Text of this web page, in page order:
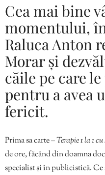
Cea mai bine
momentului,
Raluca Anton
Morar și
căile pe care
pentru a avea
fericit.
Prima sa carte– Terapie 1 la 1
de ore, făcând din doamna
specialist și în publicistică. Ce